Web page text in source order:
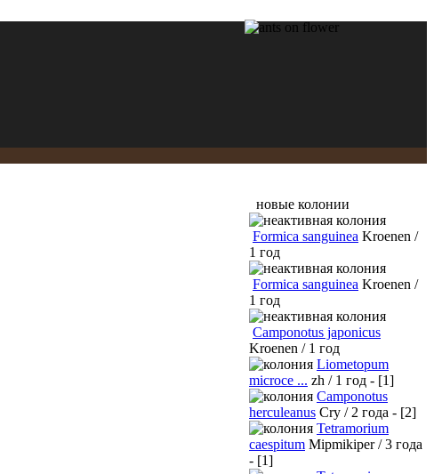
новые колонии
Formica sanguinea Kroenen /
1 год
Formica sanguinea Kroenen /
1 год
Camponotus japonicus
Kroenen / 1 год
Liometopum
microce ... zh / 1 год - [1]
Camponotus
herculeanus Cry / 2 года - [2]
Tetramorium
caespitum Mipmikiper / 3 года
- [1]